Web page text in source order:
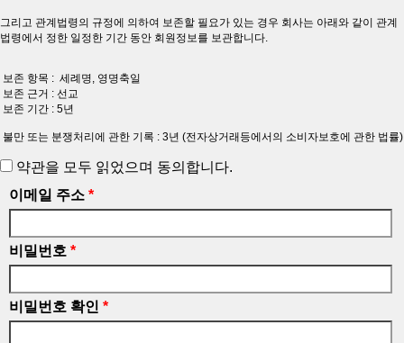
그리고 관계법령의 규정에 의하여 보존할 필요가 있는 경우 회사는 아래와 같이 관계
법령에서 정한 일정한 기간 동안 회원정보를 보관합니다.
보존 항목 : 세례명, 영명축일
보존 근거 : 선교
보존 기간 : 5년
불만 또는 분쟁처리에 관한 기록 : 3년 (전자상거래등에서의 소비자보호에 관한 법률)
약관을 모두 읽었으며 동의합니다.
이메일 주소 *
비밀번호 *
비밀번호 확인 *